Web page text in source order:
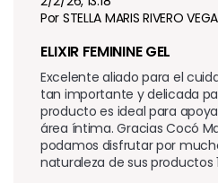
Por STELLA MARIS RIVERO VEGA
ELIXIR FEMININE GEL
Excelente aliado para el
tan importante y delicada
producto es ideal para
área íntima. Gracias Cocó
podamos disfrutar por
naturaleza de sus productos